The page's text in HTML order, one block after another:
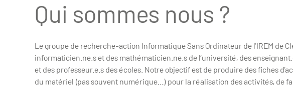
Qui sommes nous ?
Le groupe de recherche-action Informatique Sans Ordinateur de l’IREM de
informaticien.ne.s et des mathématicien.ne.s de l’université, des
et des professeur.e.s des écoles. Notre objectif est de produire des fiches
du matériel (pas souvent numérique…) pour la réalisation des activités, de